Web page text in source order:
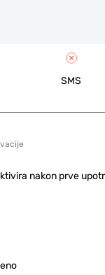
SMS
nakon prve